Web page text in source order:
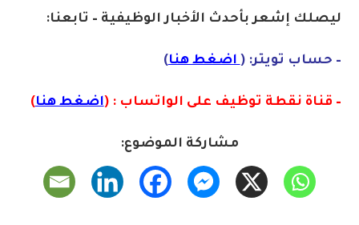
ليصلك إشعربأحدث الأخبار الوظيفية – تابعنا:
– حساب تويتر: ( اضغط هنا)
– قناة نقطة توظيف على الواتساب : (اضغط هنا)
مشاركة الموضوع: